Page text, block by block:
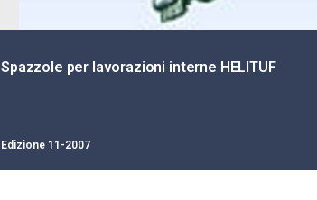
Spazzole per lavorazioni interne HELITUF
Edizione 11-2007